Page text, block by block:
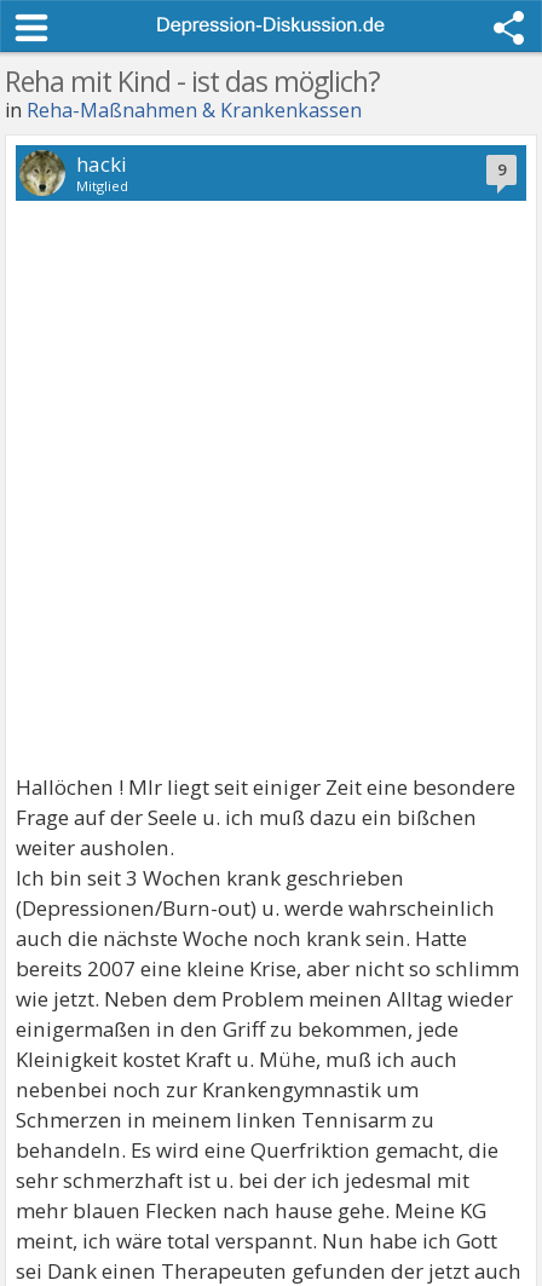
Reha mit Kind - ist das möglich?
in Reha-Maßnahmen & Krankenkassen
9
hacki
Mitglied
Hallöchen ! MIr liegt seit einiger Zeit eine besondere
Frage auf der Seele u. ich muß dazu ein bißchen
weiter ausholen.
Ich bin seit 3 Wochen krank geschrieben
(Depressionen/Burn-out) u. werde wahrscheinlich
auch die nächste Woche noch krank sein. Hatte
bereits 2007 eine kleine Krise, aber nicht so schlimm
wie jetzt. Neben dem Problem meinen Alltag wieder
einigermaßen in den Griff zu bekommen, jede
Kleinigkeit kostet Kraft u. Mühe, muß ich auch
nebenbei noch zur Krankengymnastik um
Schmerzen in meinem linken Tennisarm zu
behandeln. Es wird eine Querfriktion gemacht, die
sehr schmerzhaft ist u. bei der ich jedesmal mit
mehr blauen Flecken nach hause gehe. Meine KG
meint, ich wäre total verspannt. Nun habe ich Gott
sei Dank einen Therapeuten gefunden der jetzt auch